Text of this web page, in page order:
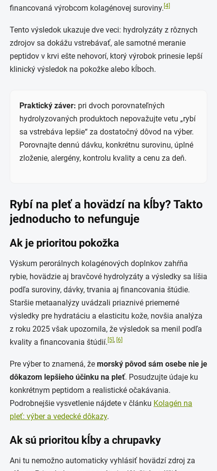
financovaná výrobcom kolagénovej suroviny. [4]
Tento výsledok ukazuje dve veci: hydrolyzáty z rôznych
zdrojov sa dokážu vstrebávať, ale samotné meranie
peptidov v krvi ešte nehovorí, ktorý výrobok prinesie lepší
klinický výsledok na pokožke alebo kĺboch.
Praktický záver: pri dvoch porovnateľných
hydrolyzovaných produktoch nepovažujte vetu „rybí
sa vstrebáva lepšie“ za dostatočný dôvod na výber.
Porovnajte dennú dávku, konkrétnu surovinu, úplné
zloženie, alergény, kontrolu kvality a cenu za deň.
Rybí na pleť a hovädzí na kĺby? Takto
jednoducho to nefunguje
Ak je prioritou pokožka
Výskum perorálnych kolagénových doplnkov zahŕňa
rybie, hovädzie aj bravčové hydrolyzáty a výsledky sa líšia
podľa suroviny, dávky, trvania aj financovania štúdie.
Staršie metaanalýzy uvádzali priaznivé priemerné
výsledky pre hydratáciu a elasticitu kože, novšia analýza
z roku 2025 však upozornila, že výsledok sa menil podľa
kvality a financovania štúdií. [5] , [6]
Pre výber to znamená, že morský pôvod sám osebe nie je
dôkazom lepšieho účinku na pleť. Posudzujte údaje ku
konkrétnym peptidom a realistické očakávania.
Podrobnejšie vysvetlenie nájdete v článku Kolagén na
pleť: výber a vedecké dôkazy.
Ak sú prioritou kĺby a chrupavky
Ani tu nemožno automaticky vyhlásiť hovädzí zdroj za